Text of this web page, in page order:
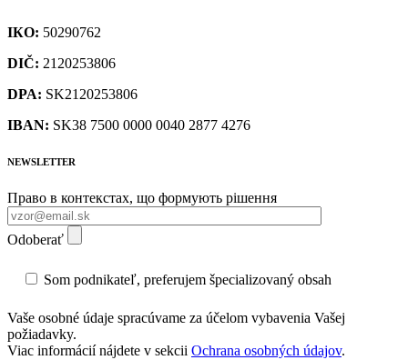
ІКО: 50290762
DIČ: 2120253806
DPA: SK2120253806
IBAN: SK38 7500 0000 0040 2877 4276
NEWSLETTER
Право в контекстах, що формують рішення
Odoberať
Som podnikateľ, preferujem špecializovaný obsah
Vaše osobné údaje spracúvame za účelom vybavenia Vašej
požiadavky.
Viac informácií nájdete v sekcii Ochrana osobných údajov.